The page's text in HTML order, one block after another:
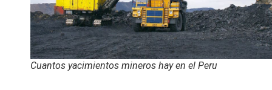
Cuantos yacimientos mineros hay en el Peru